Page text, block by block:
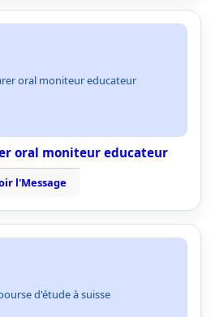
oral moniteur educateur
oral moniteur educateur
l'Message
d'étude à suisse